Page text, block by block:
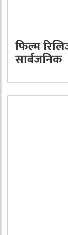
फिल्म
सार्बजनिक